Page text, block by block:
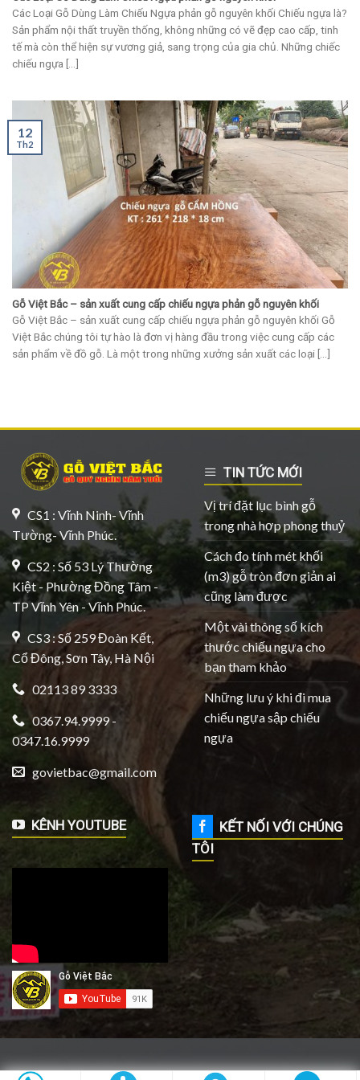
Các Loại Gỗ Dùng Làm Chiếu Ngựa phản gỗ nguyên khối Chiếu ngựa là?
Sản phẩm nội thất truyền thống, không những có vẽ đẹp cao cấp, tinh
tế mà còn thể hiện sự vương giả, sang trọng của gia chủ. Những chiếc
chiếu ngựa [...]
Gỗ Việt Bắc – sản xuất cung cấp chiếu ngựa phản gỗ nguyên khối
Gỗ Việt Bắc – sản xuất cung cấp chiếu ngựa phản gỗ nguyên khối Gỗ
Việt Bắc chúng tôi tự hào là đơn vị hàng đầu trong việc cung cấp các
sản phẩm về đồ gỗ. Là một trong những xưởng sản xuất các loại [...]
12
Th2
CS1 : Vĩnh Ninh- Vĩnh
Tường- Vĩnh Phúc.
CS2 : Số 53 Lý Thường
Kiệt - Phường Đồng Tâm -
TP Vĩnh Yên - Vĩnh Phúc.
CS3 : Số 259 Đoàn Kết,
Cổ Đông, Sơn Tây, Hà Nội
02113 89 3333
0367.94.9999 -
0347.16.9999
govietbac@gmail.com
TIN TỨC MỚI
Vị trí đặt lục bình gỗ
trong nhà hợp phong thuỷ
Cách đo tính mét khối
(m3) gỗ tròn đơn giản ai
cũng làm được
Một vài thông số kích
thước chiếu ngựa cho
bạn tham khảo
Những lưu ý khi đi mua
chiếu ngựa sập chiếu
ngựa
KÊNH YOUTUBE
KẾT NỐI VỚI CHÚNG
TÔI